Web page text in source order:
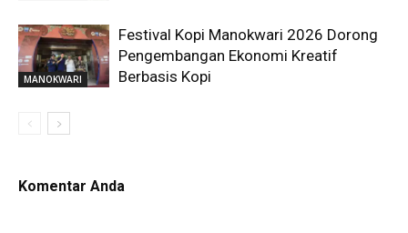
MANOKWARI
Festival Kopi Manokwari 2026 Dorong
Pengembangan Ekonomi Kreatif
Berbasis Kopi
Komentar Anda